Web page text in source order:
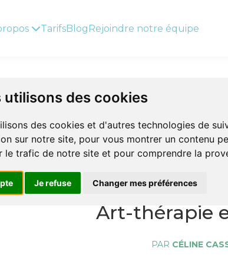
utilisons des cookies
des cookies et d'autres technologies de
sur notre site, pour vous montrer un contenu
le trafic de notre site et pour comprendre la
Je refuse Changer mes préférences
TarifsBlogRejoindre notre équipe
Article
06 août 2020
Art-thérapie
PAR CÉLINE